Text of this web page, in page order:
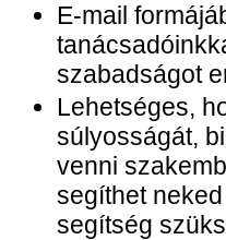
E-mail
szabadságot
Lehetséges,
súlyosságát,
venni
segíthet
segítség